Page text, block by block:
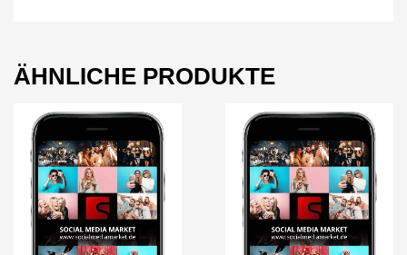
ÄHNLICHE PRODUKTE